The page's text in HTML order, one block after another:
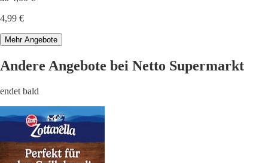
4,99 €
Mehr Angebote
Andere Angebote bei Netto Supermarkt
endet bald